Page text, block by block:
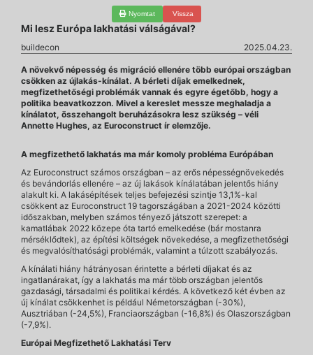
Nyomtat Vissza
Mi lesz Európa lakhatási válságával?
buildecon 2025.04.23.
A növekvő népesség és migráció ellenére több európai országban
csökken az újlakás-kínálat. A bérleti díjak emelkednek,
megfizethetőségi problémák vannak és egyre égetőbb, hogy a
politika beavatkozzon. Mivel a kereslet messze meghaladja a
kínálatot, összehangolt beruházásokra lesz szükség – véli
Annette Hughes, az Euroconstruct ír elemzője.
A megfizethető lakhatás ma már komoly probléma Európában
Az Euroconstruct számos országban – az erős népességnövekedés
és bevándorlás ellenére – az új lakások kínálatában jelentős hiány
alakult ki. A lakásépítések teljes befejezési szintje 13,1%-kal
csökkent az Euroconstruct 19 tagországában a 2021-2024 közötti
időszakban, melyben számos tényező játszott szerepet: a
kamatlábak 2022 közepe óta tartó emelkedése (bár mostanra
mérséklődtek), az építési költségek növekedése, a megfizethetőségi
és megvalósíthatósági problémák, valamint a túlzott szabályozás.
A kínálati hiány hátrányosan érintette a bérleti díjakat és az
ingatlanárakat, így a lakhatás ma már több országban jelentős
gazdasági, társadalmi és politikai kérdés. A következő két évben az
új kínálat csökkenhet is például Németországban (-30%),
Ausztriában (-24,5%), Franciaországban (-16,8%) és Olaszországban
(-7,9%).
Európai Megfizethető Lakhatási Terv